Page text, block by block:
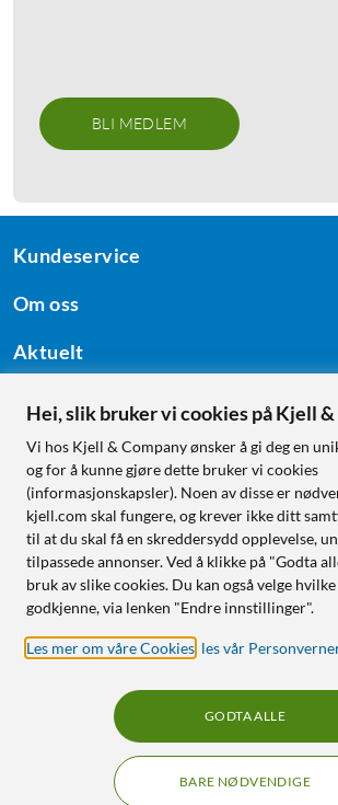
BLI MEDLEM
Kundeservice
Om oss
Aktuelt
Følg oss
Handle fra:
Sverige
Norge
RÅD OG TILBEHØR TIL
Hei, slik bruker vi cookies på Kjell
Vi hos Kjell & Company ønsker å gi deg en
og for å kunne gjøre dette bruker vi cookies
(informasjonskapsler). Noen av disse er
kjell.com skal fungere, og krever ikke ditt
til at du skal få en skreddersydd opplevelse,
tilpassede annonser. Ved å klikke på "Godta
bruk av slike cookies. Du kan også velge
godkjenne, via lenken "Endre innstillinger".
Les mer om våre Cookies les vår
BARE NØDVENDIGE
GODTA ALLE